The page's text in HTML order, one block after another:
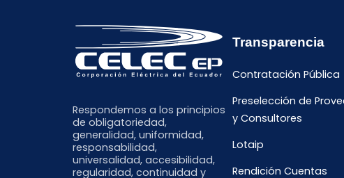
Respondemos a los principios
de obligatoriedad,
generalidad, uniformidad,
responsabilidad,
universalidad, accesibilidad,
regularidad, continuidad y
Transparencia
Contratación Pública
Preselección de
y Consultores
Lotaip
Rendición Cuentas